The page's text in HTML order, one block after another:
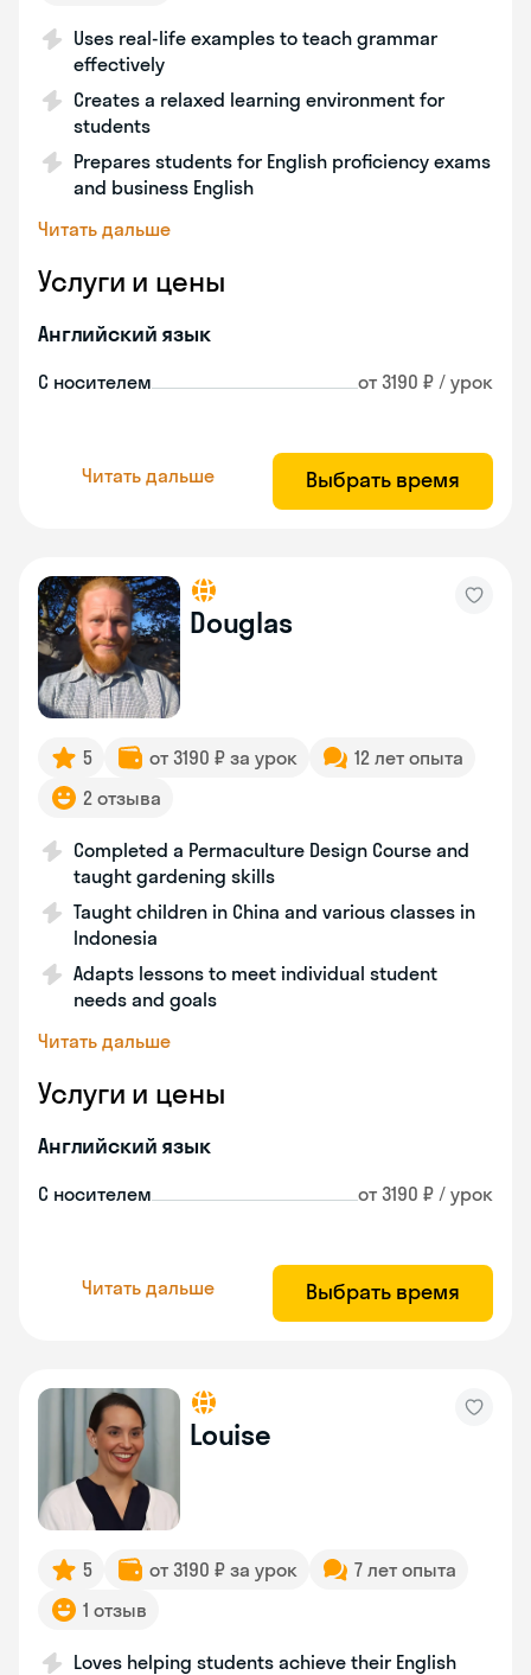
Uses real-life examples to teach grammar
effectively
Creates a relaxed learning environment for
students
Prepares students for English proficiency exams
and business English
Читать дальше
Услуги и цены
Английский язык
С носителем от 3190 ₽ / урок
Читать дальше Выбрать время
Douglas
5 от 3190 ₽ за урок
12 лет опыта
2 отзыва
Completed a Permaculture Design Course and
taught gardening skills
Taught children in China and various classes in
Indonesia
Adapts lessons to meet individual student
needs and goals
Читать дальше
Услуги и цены
Английский язык
С носителем от 3190 ₽ / урок
Читать дальше Выбрать время
Louise
5 от 3190 ₽ за урок
7 лет опыта
1 отзыв
Loves helping students achieve their English